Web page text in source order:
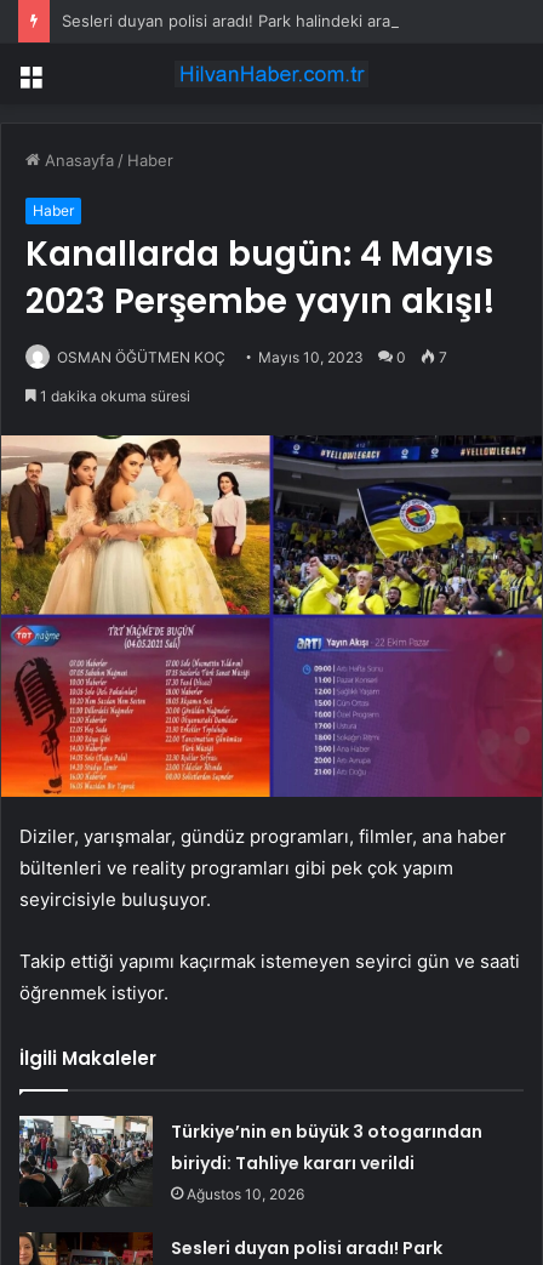
Menü
Anasayfa / Haber
Haber
Kanallarda bugün: 4 Mayıs
2023 Perşembe yayın akışı!
OSMAN ÖĞÜTMEN KOÇ Mayıs 10, 2023 0 7
1 dakika okuma süresi
Diziler, yarışmalar, gündüz programları, filmler, ana haber
bültenleri ve reality programları gibi pek çok yapım
seyircisiyle buluşuyor.
Takip ettiği yapımı kaçırmak istemeyen seyirci gün ve saati
öğrenmek istiyor.
İlgili Makaleler
Türkiye’nin en büyük 3 otogarından
biriydi: Tahliye kararı verildi
Ağustos 10, 2026
Sesleri duyan polisi aradı! Park